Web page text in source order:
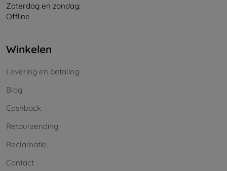
Zaterdag en zondag:
Offline
Winkelen
Levering en betaling
Blog
Cashback
Retourzending
Reclamatie
Contact